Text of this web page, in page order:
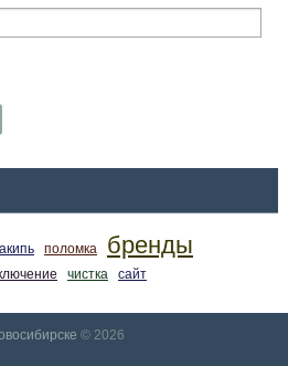
поломка бренды
чистка сайт
© 2026